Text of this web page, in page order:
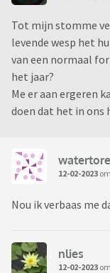
Tot mijn stomme
levende wesp het
van een normaal
het jaar?
Me er aan ergeren
doen dat het in ons
12-02-2023
Nou ik verbaas me
nlies
12-02-2023